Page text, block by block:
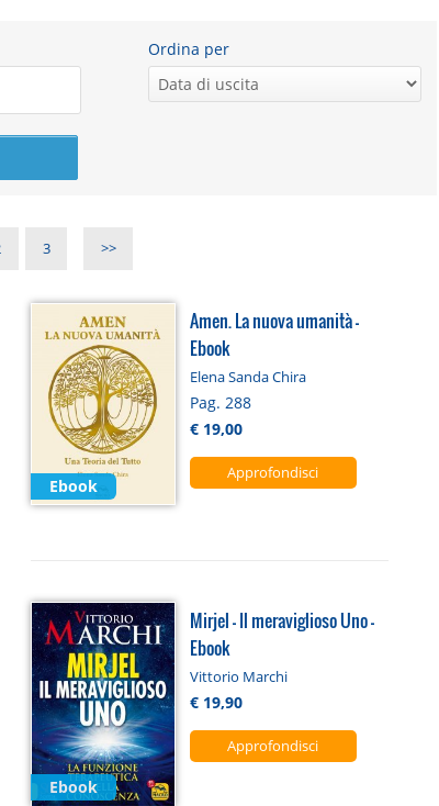
Ordina per
3 >>
Ebook
Amen. La nuova umanità -
Ebook
Elena Sanda Chira
Pag. 288
€ 19,00
Approfondisci
Ebook
Mirjel - Il meraviglioso Uno -
Ebook
Vittorio Marchi
€ 19,90
Approfondisci